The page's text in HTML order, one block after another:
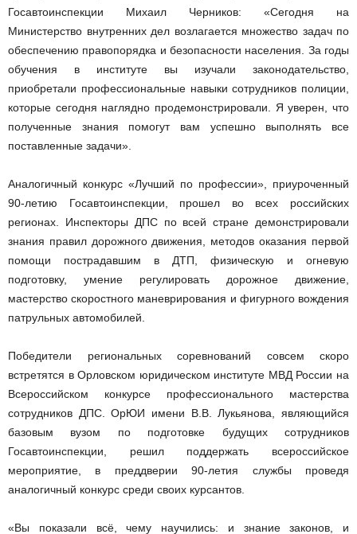
Госавтоинспекции Михаил Черников: «Сегодня на
Министерство внутренних дел возлагается множество задач по
обеспечению правопорядка и безопасности населения. За годы
обучения в институте вы изучали законодательство,
приобретали профессиональные навыки сотрудников полиции,
которые сегодня наглядно продемонстрировали. Я уверен, что
полученные знания помогут вам успешно выполнять все
поставленные задачи».
Аналогичный конкурс «Лучший по профессии», приуроченный
90-летию Госавтоинспекции, прошел во всех российских
регионах. Инспекторы ДПС по всей стране демонстрировали
знания правил дорожного движения, методов оказания первой
помощи пострадавшим в ДТП, физическую и огневую
подготовку, умение регулировать дорожное движение,
мастерство скоростного маневрирования и фигурного вождения
патрульных автомобилей.
Победители региональных соревнований совсем скоро
встретятся в Орловском юридическом институте МВД России на
Всероссийском конкурсе профессионального мастерства
сотрудников ДПС. ОрЮИ имени В.В. Лукьянова, являющийся
базовым вузом по подготовке будущих сотрудников
Госавтоинспекции, решил поддержать всероссийское
мероприятие, в преддверии 90-летия службы проведя
аналогичный конкурс среди своих курсантов.
«Вы показали всё, чему научились: и знание законов, и